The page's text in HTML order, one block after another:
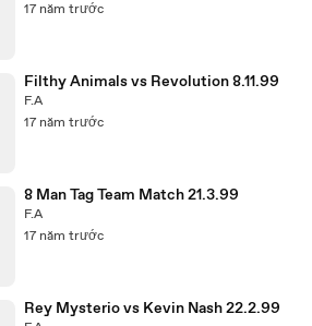
17 năm trước
Filthy Animals vs Revolution 8.11.99
F.A
17 năm trước
8 Man Tag Team Match 21.3.99
F.A
17 năm trước
Rey Mysterio vs Kevin Nash 22.2.99